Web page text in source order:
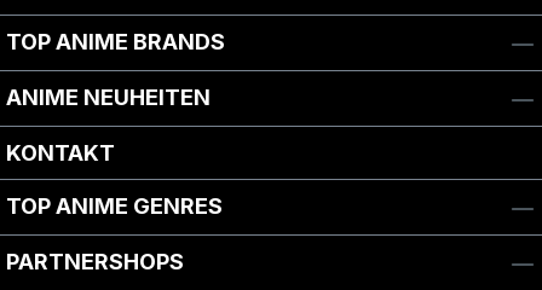
TOP ANIME BRANDS
ANIME NEUHEITEN
KONTAKT
TOP ANIME GENRES
PARTNERSHOPS